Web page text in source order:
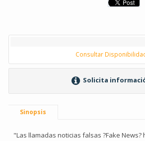
Consultar
Solicita
Sinopsis
"Las llamadas noticias falsas ?Fake